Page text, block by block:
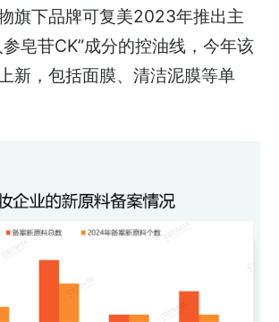
旗下品牌可复美2023年推出主
皂苷CK”成分的控油线，今年该
新，包括面膜、清洁泥膜等单